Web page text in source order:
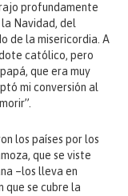
profundamente
Navidad, del
de la misericordia. A
católico, pero
que era muy
mi conversión al
los países por los
que se viste
–los lleva en
que se cubre la